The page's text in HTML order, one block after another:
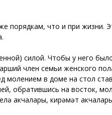
порядкам, что и при жизни.
силой. Чтобы у него
член семьи женского
молением в доме на стол
обратившись на восток,
акчалары, кирәмәт